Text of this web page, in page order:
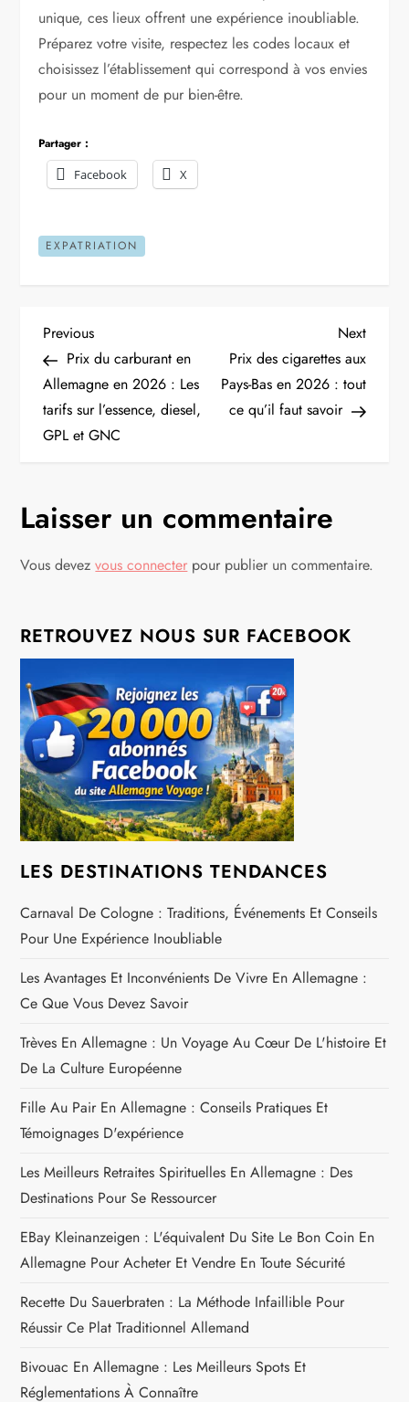
unique, ces lieux offrent une expérience inoubliable.
Préparez votre visite, respectez les codes locaux et
choisissez l’établissement qui correspond à vos envies
pour un moment de pur bien-être.
Partager :
Facebook
X
EXPATRIATION
N
a
v
g
a
i
o
n
d
e
l
’
a
r
t
i
c
l
e
Previous
Post
Previous
Prix du carburant en
Allemagne en 2026 : Les
tarifs sur l’essence, diesel,
GPL et GNC
Next
Post
Next
Prix des cigarettes aux
Pays-Bas en 2026 : tout
ce qu’il faut savoir
Laisser un commentaire
Vous devezvous connecter pour publier un commentaire.
RETROUVEZ NOUS SUR FACEBOOK
LES DESTINATIONS TENDANCES
Carnaval De Cologne : Traditions, Événements Et Conseils
Pour Une Expérience Inoubliable
Les Avantages Et Inconvénients De Vivre En Allemagne :
Ce Que Vous Devez Savoir
Trèves En Allemagne : Un Voyage Au Cœur De L'histoire Et
De La Culture Européenne
Fille Au Pair En Allemagne : Conseils Pratiques Et
Témoignages D'expérience
Les Meilleurs Retraites Spirituelles En Allemagne : Des
Destinations Pour Se Ressourcer
EBay Kleinanzeigen : L'équivalent Du Site Le Bon Coin En
Allemagne Pour Acheter Et Vendre En Toute Sécurité
Recette Du Sauerbraten : La Méthode Infaillible Pour
Réussir Ce Plat Traditionnel Allemand
Bivouac En Allemagne : Les Meilleurs Spots Et
Réglementations À Connaître